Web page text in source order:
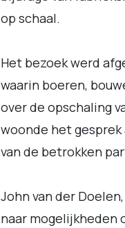
op schaal.
Het bezoek werd
waarin boeren,
over de opschaling
woonde het
van de betrokken
John van der
naar mogelijkheden